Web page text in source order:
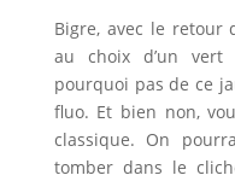
Bigre, avec le retour
au choix d’un
pourquoi pas de ce
fluo. Et bien non,
classique. On
tomber dans le